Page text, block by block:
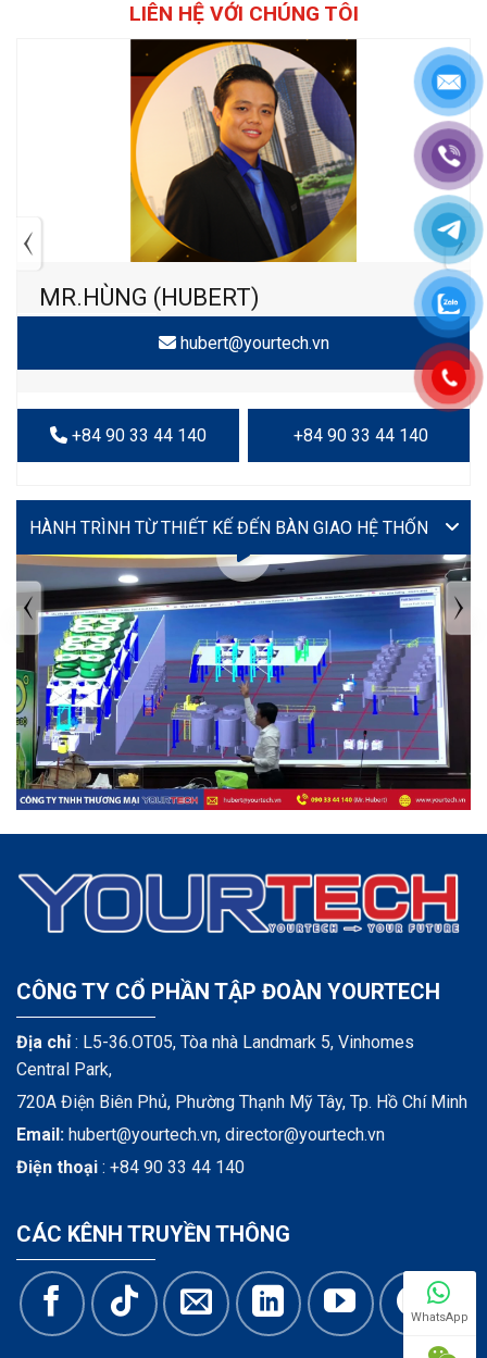
LIÊN HỆ VỚI CHÚNG TÔI
MR.HÙNG (HUBERT)
hubert@yourtech.vn
+84 90 33 44 140 +84 90 33 44 140
VIDEO
TIN TỨC MỚI NHẤT
Tuyển dụng: Nhân viên KẾ TOÁN
CÔNG TY CỔ PHẦN TẬP ĐOÀN YOURTECH
Địa chỉ: L5-36.OT05, Tòa nhà Landmark 5, Vinhomes
Central Park,
720A Điện Biên Phủ, Phường Thạnh Mỹ Tây, Tp. Hồ Chí Minh
Email: hubert@yourtech.vn, director@yourtech.vn
Điện thoại : +84 90 33 44 140
CÁC KÊNH TRUYỀN THÔNG
WhatsApp